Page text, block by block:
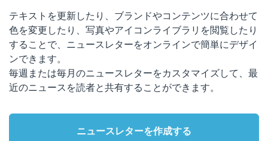
テキストを更新したり、ブランドやコンテンツに合わせて
色を変更したり、写真やアイコンライブラリを閲覧したり
することで、ニュースレターをオンラインで簡単にデザイ
ンできます。
毎週または毎月のニュースレターをカスタマイズして、最
近のニュースを読者と共有することができます。
ニュースレターを作成する